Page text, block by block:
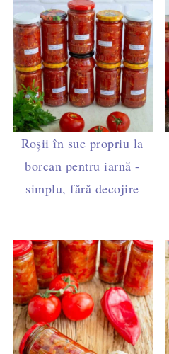
Roșii în suc propriu la
borcan pentru iarnă -
simplu, fără decojire